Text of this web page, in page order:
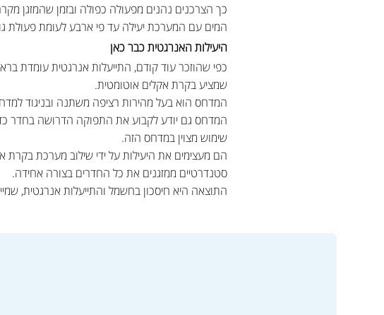
כך הצרכנים נהנים מפעולה כפולה ובזמן שהמזגן
המים עם המערכת יעילה עד פי ארבע לעומת פעולת
היעילות האנרגטית כבר כאן
כפי שהוזכר עוד קודם, התייעלות אנרגטית עומדת
שמציע בקרת אקלים אוטומטית.
המדחס הוא בעל מהירות רציפה משתנה ובניגוד
המדחס גם יודע לקבוע את התפוקה הדרושה בחדר
שימוש מצוין במדחס הזה.
הם מעצימים את היעילות על ידי שילוב מערכת בקרת
סטנדרטיים ממזגנים את כל החדרים בצורה אחידה.
התוצאה היא חיסכון בחשמל והתייעלות אנרגטית,